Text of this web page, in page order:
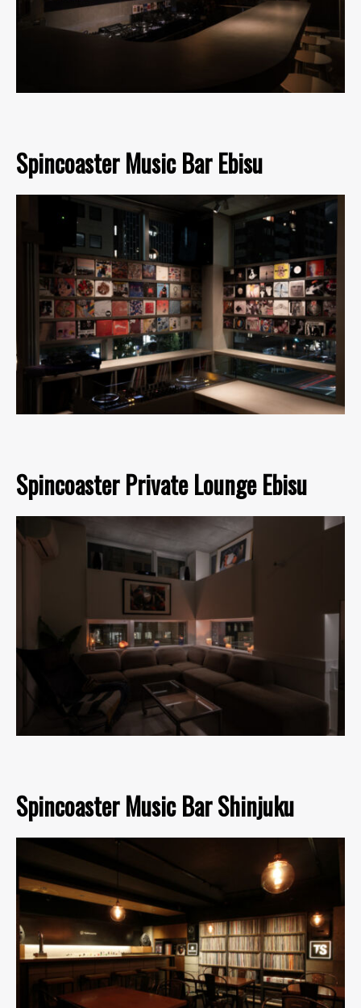
Spincoaster Music Bar Ebisu
Spincoaster Private Lounge Ebisu
Spincoaster Music Bar Shinjuku